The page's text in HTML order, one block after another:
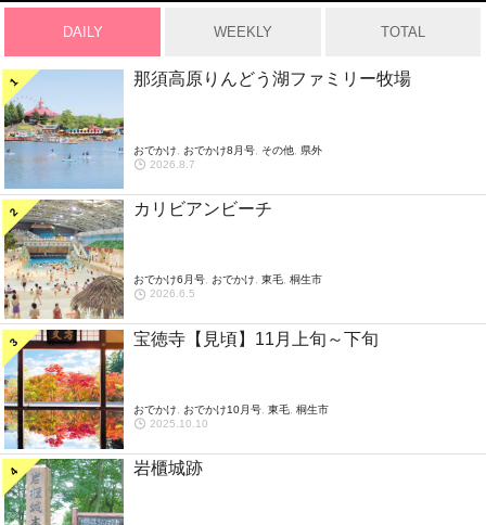
DAILY WEEKLY TOTAL
那須高原りんどう湖ファミリー牧場
おでかけ おでかけ8月号, その他, 県外
2026.8.7
カリビアンビーチ
おでかけ6月号, おでかけ, 東毛, 桐生市
2026.6.5
宝徳寺【見頃】11月上旬～下旬
おでかけ おでかけ10月号, 東毛, 桐生市
2025.10.10
岩櫃城跡